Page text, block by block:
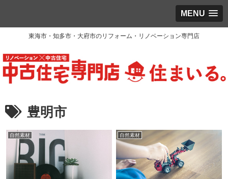
MENU
東海市・知多市・大府市のリフォーム・リノベーション専門店
豊明市
自然素材 自然素材